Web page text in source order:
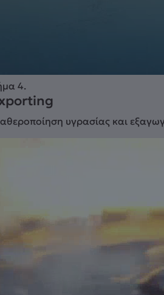
4.
υγρασίας και